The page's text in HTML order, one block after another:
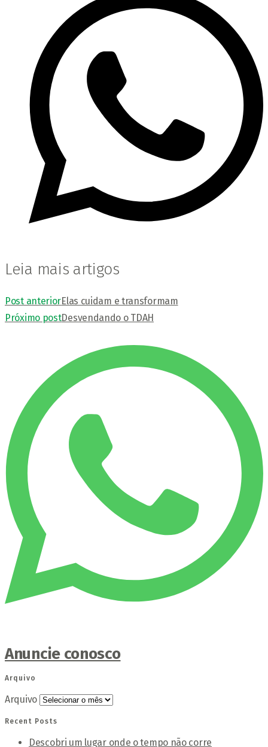
Leia mais artigos
Post anteriorElas cuidam e transformam
Próximo postDesvendando o TDAH
Anuncie conosco
Arquivo
Arquivo
Recent Posts
Descobri um lugar onde o tempo não corre